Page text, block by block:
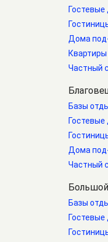
Гостевые
Дома
Квартиры
Частный
Базы
Гостевые
Дома
Частный
Базы
Гостевые